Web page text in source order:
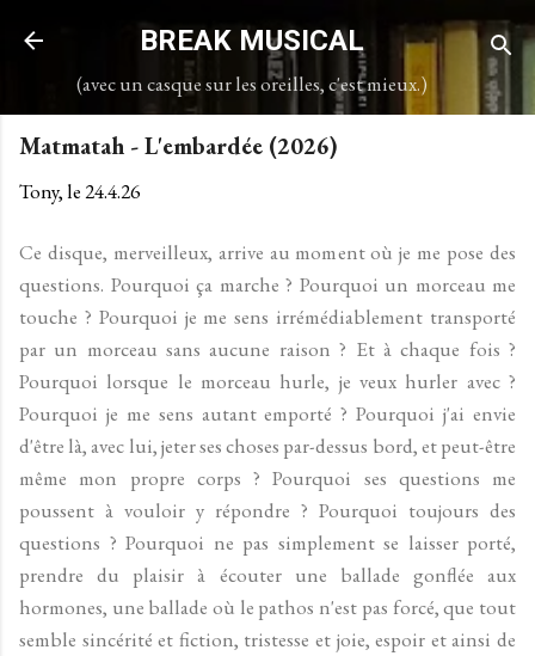
Accéder au contenu principal
BREAK MUSICAL
(avec un casque sur les oreilles, c'est mieux.)
Matmatah - L'embardée (2026)
Tony, le24.4.26
Ce disque, merveilleux, arrive au moment où je me pose des
questions. Pourquoi ça marche ? Pourquoi un morceau me
touche ? Pourquoi je me sens irrémédiablement transporté
par un morceau sans aucune raison ? Et à chaque fois ?
Pourquoi lorsque le morceau hurle, je veux hurler avec ?
Pourquoi je me sens autant emporté ? Pourquoi j'ai envie
d'être là, avec lui, jeter ses choses par-dessus bord, et peut-être
même mon propre corps ? Pourquoi ses questions me
poussent à vouloir y répondre ? Pourquoi toujours des
questions ? Pourquoi ne pas simplement se laisser porté,
prendre du plaisir à écouter une ballade gonflée aux
hormones, une ballade où le pathos n'est pas forcé, que tout
semble sincérité et fiction, tristesse et joie, espoir et ainsi de